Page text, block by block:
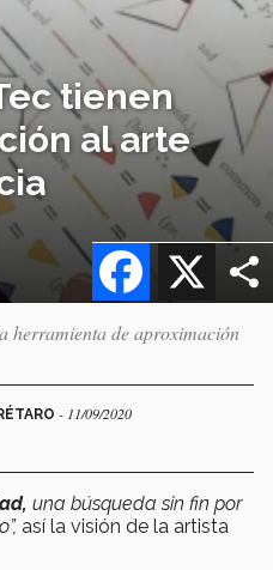
tienen
al arte
X
Facebook
herramienta de aproximación
- 11/09/2020
una búsqueda sin fin por
así la visión de la artista